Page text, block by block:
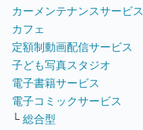
カーメンテナンスサービス
カフェ
定額制動画配信サービス
子ども写真スタジオ
電子書籍サービス
電子コミックサービス
└ 総合型